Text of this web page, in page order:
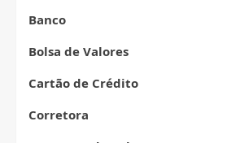
Banco
Bolsa de Valores
Cartão de Crédito
Corretora